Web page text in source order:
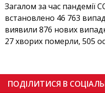
Загалом за час пандемії
встановлено 46 763
виявили 876 нових
27 хворих померли, 505
ПОДІЛИТИСЯ В